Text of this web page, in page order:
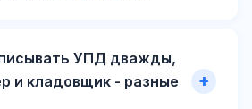
УПД дважды,
и кладовщик - разные